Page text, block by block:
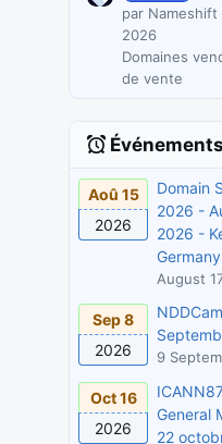
par Nameshift
2026
Domaines
de vente
Aoû 15
2026
Domain
2026 -
2026 -
Germany
August
Sep 8
2026
9
Oct 16
2026
General
22